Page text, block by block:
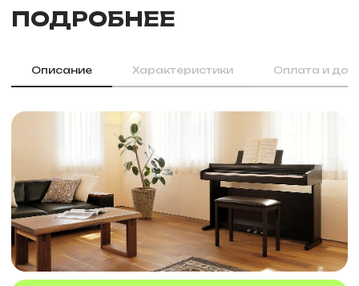
ПОДРОБНЕЕ
Описание Характеристики Оплата и